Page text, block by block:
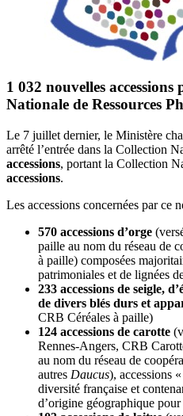
1 032 nouvelles
Nationale de Ressources
Le 7 juillet dernier, le Ministère
arrêté l’entrée dans la Collection
accessions, portant la Collection
accessions.
Les accessions concernées par ce
570 accessions d’orge
paille au nom du réseau de
à paille) composées
patrimoniales et de lignées
233 accessions de seigle,
de divers blés durs et
CRB Céréales à paille)
124 accessions de carotte
Rennes-Angers, CRB
au nom du réseau de
autres Daucus), accessions
diversité française et
d’origine géographique pour